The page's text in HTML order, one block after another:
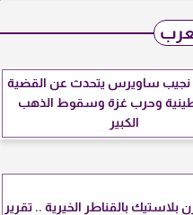
نجيب ساويرس يتحدث عن القضية
وحرب غزة وسقوط الذهب
الكبير
بلاستيك بالقناطر الخيرية .. تقرير